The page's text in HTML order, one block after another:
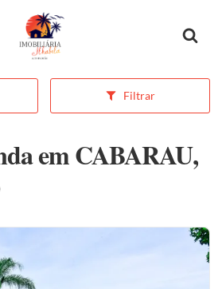
Página inicial
Filtrar
em CABARAU,